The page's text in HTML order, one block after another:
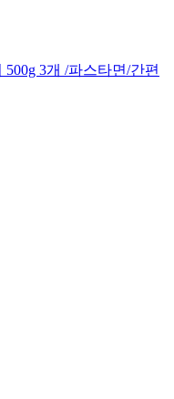
3개 /파스타면/간편